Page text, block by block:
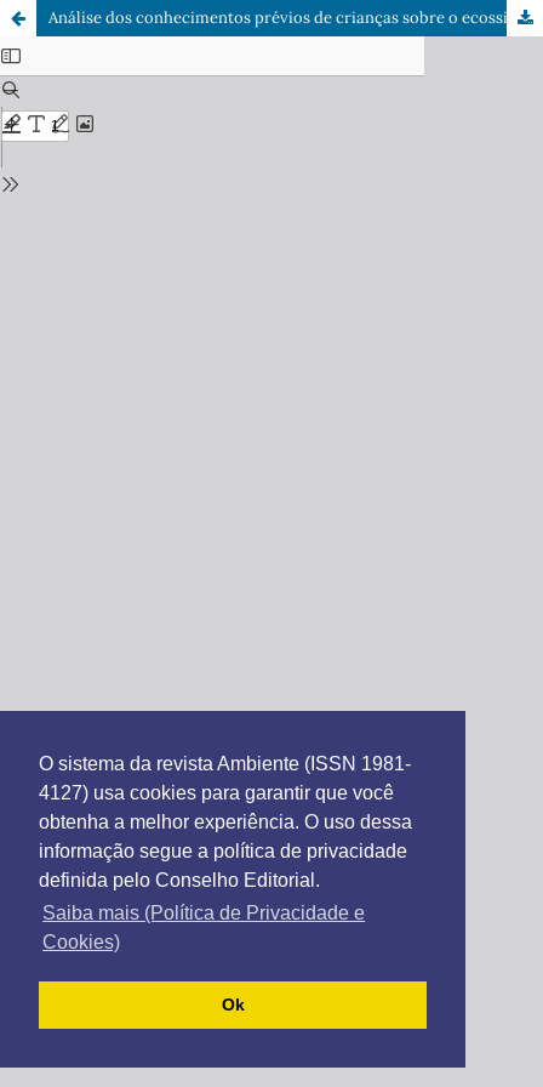
O sistema da revista Ambiente (ISSN 1981-
4127) usa cookies para garantir que você
obtenha a melhor experiência. O uso dessa
informação segue a política de privacidade
definida pelo Conselho Editorial.
Saiba mais (Política de Privacidade e
Cookies)
Ok
Análise dos conhecimentos prévios de crianças sobre o ecossistema lavrado fundamentado na teoria da aprendizagem significativa